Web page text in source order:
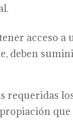
acceso
deben
requeridas